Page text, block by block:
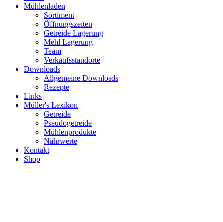
Mühlenladen
Sortiment
Öffnungszeiten
Getreide Lagerung
Mehl Lagerung
Team
Verkaufsstandorte
Downloads
Allgemeine Downloads
Rezepte
Links
Müller's Lexikon
Getreide
Pseudogetreide
Mühlenprodukte
Nährwerte
Kontakt
Shop